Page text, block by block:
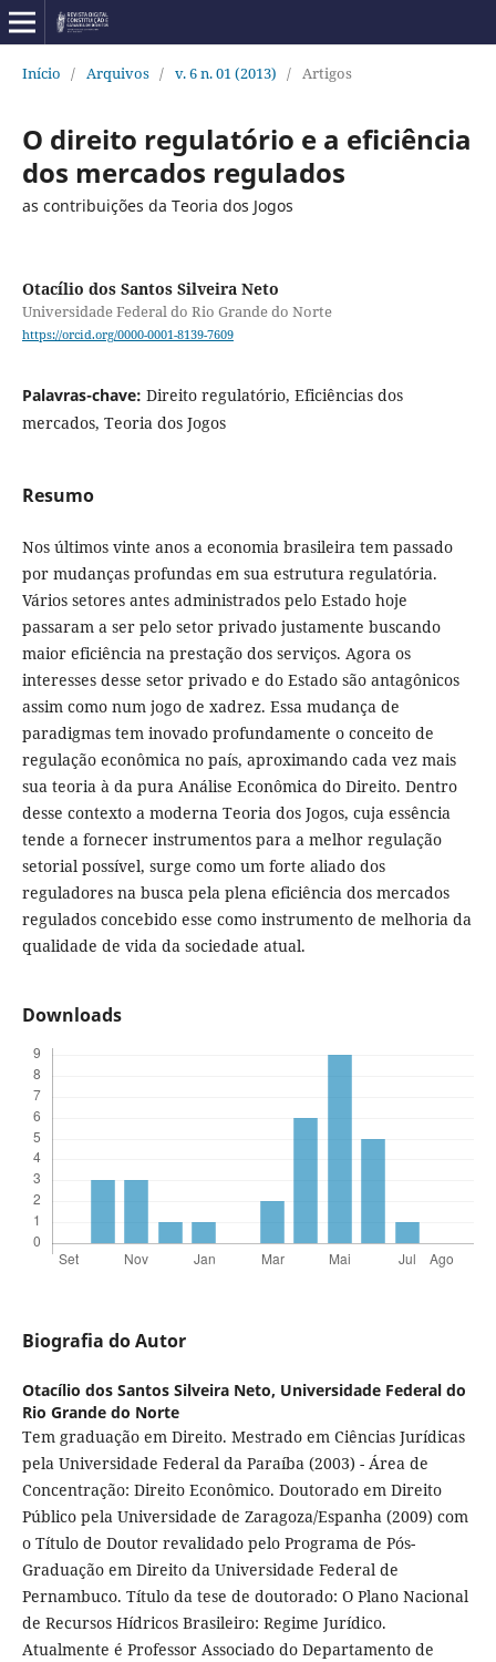
Início / Arquivos / v. 6 n. 01 (2013) / Artigos
O direito regulatório e a eficiência
dos mercados regulados
as contribuições da Teoria dos Jogos
Otacílio dos Santos Silveira Neto
Universidade Federal do Rio Grande do Norte
https://orcid.org/0000-0001-8139-7609
Palavras-chave: Direito regulatório, Eficiências dos
mercados, Teoria dos Jogos
Resumo
Nos últimos vinte anos a economia brasileira tem passado
por mudanças profundas em sua estrutura regulatória.
Vários setores antes administrados pelo Estado hoje
passaram a ser pelo setor privado justamente buscando
maior eficiência na prestação dos serviços. Agora os
interesses desse setor privado e do Estado são antagônicos
assim como num jogo de xadrez. Essa mudança de
paradigmas tem inovado profundamente o conceito de
regulação econômica no país, aproximando cada vez mais
sua teoria à da pura Análise Econômica do Direito. Dentro
desse contexto a moderna Teoria dos Jogos, cuja essência
tende a fornecer instrumentos para a melhor regulação
setorial possível, surge como um forte aliado dos
reguladores na busca pela plena eficiência dos mercados
regulados concebido esse como instrumento de melhoria da
qualidade de vida da sociedade atual.
Downloads
Biografia do Autor
Otacílio dos Santos Silveira Neto, Universidade Federal do
Rio Grande do Norte
Tem graduação em Direito. Mestrado em Ciências Jurídicas
pela Universidade Federal da Paraíba (2003) - Área de
Concentração: Direito Econômico. Doutorado em Direito
Público pela Universidade de Zaragoza/Espanha (2009) com
o Título de Doutor revalidado pelo Programa de Pós-
Graduação em Direito da Universidade Federal de
Pernambuco. Título da tese de doutorado: O Plano Nacional
de Recursos Hídricos Brasileiro: Regime Jurídico.
Atualmente é Professor Associado do Departamento de